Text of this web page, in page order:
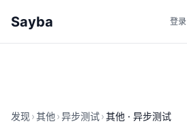
Sayba 登录
发现›其他 ›异步测试›其他 · 异步测试